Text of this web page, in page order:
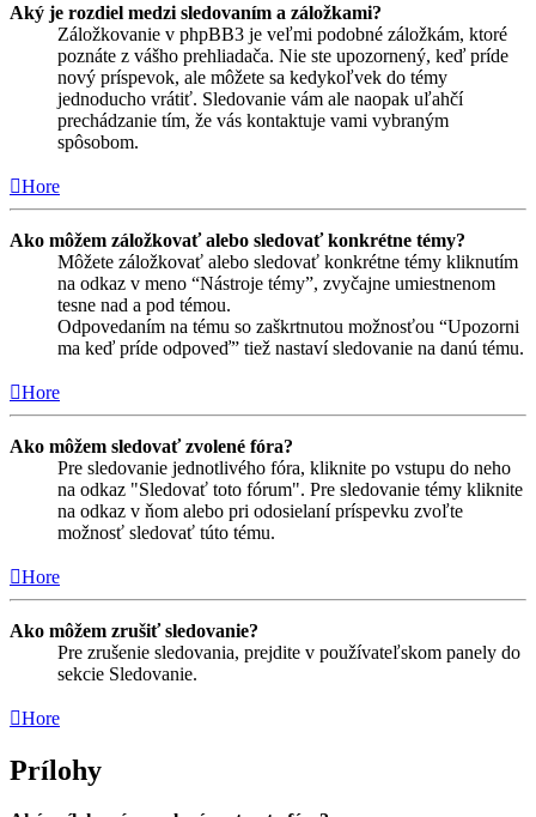
Aký je rozdiel medzi sledovaním a záložkami?
Záložkovanie v phpBB3 je veľmi podobné záložkám, ktoré
poznáte z vášho prehliadača. Nie ste upozornený, keď príde
nový príspevok, ale môžete sa kedykoľvek do témy
jednoducho vrátiť. Sledovanie vám ale naopak uľahčí
prechádzanie tím, že vás kontaktuje vami vybraným
spôsobom.
Hore
Ako môžem záložkovať alebo sledovať konkrétne témy?
Môžete záložkovať alebo sledovať konkrétne témy kliknutím
na odkaz v meno “Nástroje témy”, zvyčajne umiestnenom
tesne nad a pod témou.
Odpovedaním na tému so zaškrtnutou možnosťou “Upozorni
ma keď príde odpoveď” tiež nastaví sledovanie na danú tému.
Hore
Ako môžem sledovať zvolené fóra?
Pre sledovanie jednotlivého fóra, kliknite po vstupu do neho
na odkaz "Sledovať toto fórum". Pre sledovanie témy kliknite
na odkaz v ňom alebo pri odosielaní príspevku zvoľte
možnosť sledovať túto tému.
Hore
Ako môžem zrušiť sledovanie?
Pre zrušenie sledovania, prejdite v používateľskom panely do
sekcie Sledovanie.
Hore
Prílohy